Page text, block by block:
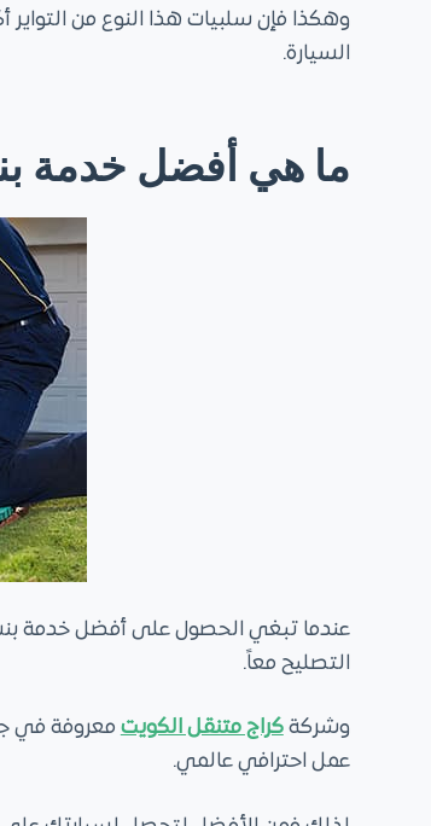
وهكذا فإن سلبيات هذا النوع من
السيارة.
ما هي أفضل خدمة
عندما تبغي الحصول على أفضل خدمة
التصليح معاً.
وشركةكراج متنقل الكويتمعروفة في
عمل احترافي عالمي.